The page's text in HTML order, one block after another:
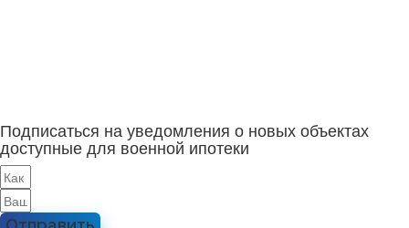
Подписаться на уведомления о новых объектах
доступные для военной ипотеки